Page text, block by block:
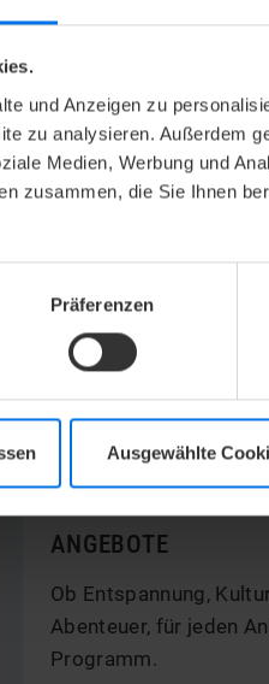
und Anzeigen zu
zu analysieren. Außerdem
Medien, Werbung und
zusammen, die Sie Ihnen
Präferenzen
Ausgewählte
ANGEBOTE
Ob Entspannung,
Abenteuer, für jeden
Programm.